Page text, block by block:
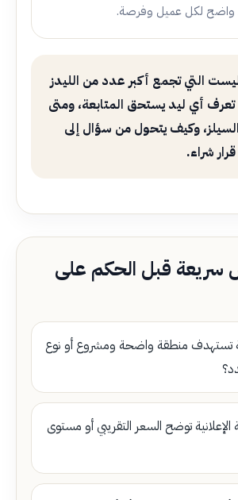
لكل عميل وفرصة.
التي تجمع أكبر عدد من الليدز
أي ليد يستحق المتابعة، ومتى
وكيف يتحول من سؤال إلى
شراء.
قبل الحكم على
تستهدف منطقة واضحة ومشروع أو نوع
توضح السعر التقريبي أو مستوى